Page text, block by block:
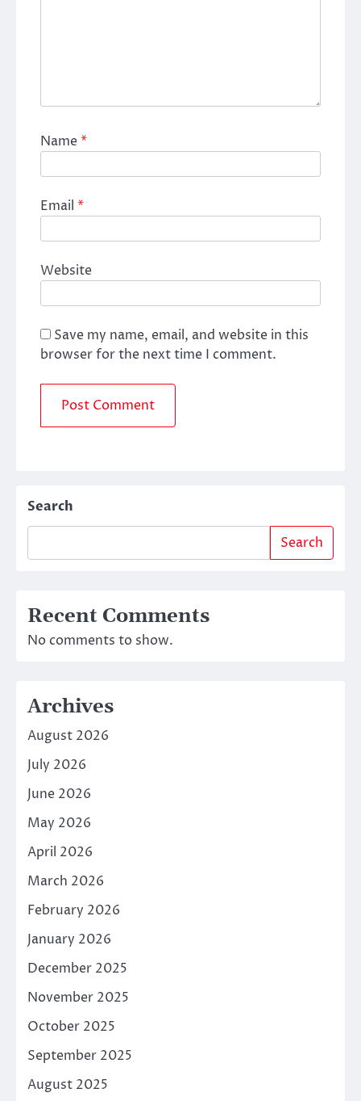
Name*
Email *
Website
Save my name, email, and website in this
browser for the next time I comment.
Search
Search
Recent Comments
No comments to show.
Archives
August 2026
July 2026
June 2026
May 2026
April 2026
March 2026
February 2026
January 2026
December 2025
November 2025
October 2025
September 2025
August 2025